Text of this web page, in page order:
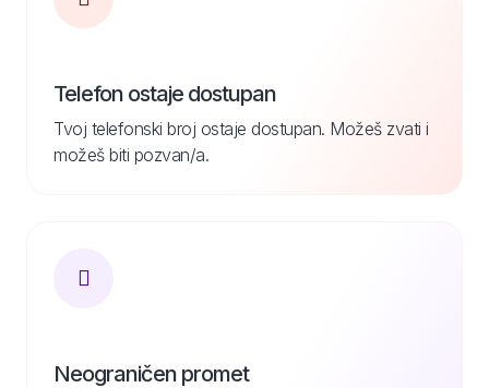
Telefon ostaje dostupan
Tvoj telefonski broj ostaje dostupan. Možeš zvati i
možeš biti pozvan/a.
Neograničen promet